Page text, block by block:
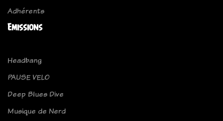
Adhérents
Emissions
Headbang
PAUSE VELO
Deep Blues Dive
Musique de Nerd